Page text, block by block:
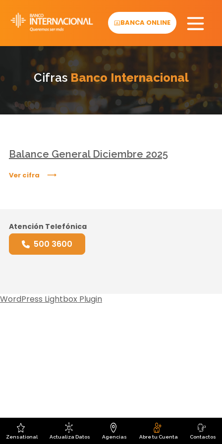
content
BANCA ONLINE
Cifras Banco Internacional
Balance General Diciembre 2025
Ver cifra
Atención Telefónica
500 3600
Zensational Actualiza Datos Agencias Abre tu Cuenta Contactos
WordPress Lightbox Plugin